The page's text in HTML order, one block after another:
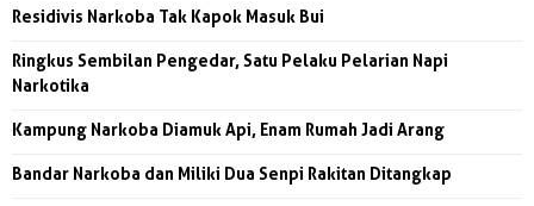
Residivis Narkoba Tak Kapok Masuk Bui
Ringkus Sembilan Pengedar, Satu Pelaku Pelarian Napi
Narkotika
Kampung Narkoba Diamuk Api, Enam Rumah Jadi Arang
Bandar Narkoba dan Miliki Dua Senpi Rakitan Ditangkap